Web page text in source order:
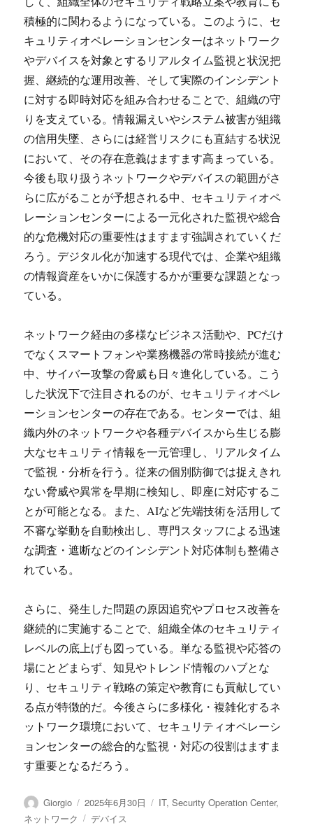
積極的に関わるようになっている。このように、セ
キュリティオペレーションセンターはネットワーク
やデバイスを対象とするリアルタイム監視と状況把
握、継続的な運用改善、そして実際のインシデント
に対する即時対応を組み合わせることで、組織の守
りを支えている。情報漏えいやシステム被害が組織
の信用失墜、さらには経営リスクにも直結する状況
において、その存在意義はますます高まっている。
今後も取り扱うネットワークやデバイスの範囲がさ
らに広がることが予想される中、セキュリティオペ
レーションセンターによる一元化された監視や総合
的な危機対応の重要性はますます強調されていくだ
ろう。デジタル化が加速する現代では、企業や組織
の情報資産をいかに保護するかが重要な課題となっ
ている。
ネットワーク経由の多様なビジネス活動や、PCだけ
でなくスマートフォンや業務機器の常時接続が進む
中、サイバー攻撃の脅威も日々進化している。こう
した状況下で注目されるのが、セキュリティオペレ
ーションセンターの存在である。センターでは、組
織内外のネットワークや各種デバイスから生じる膨
大なセキュリティ情報を一元管理し、リアルタイム
で監視・分析を行う。従来の個別防御では捉えきれ
ない脅威や異常を早期に検知し、即座に対応するこ
とが可能となる。また、AIなど先端技術を活用して
不審な挙動を自動検出し、専門スタッフによる迅速
な調査・遮断などのインシデント対応体制も整備さ
れている。
さらに、発生した問題の原因追究やプロセス改善を
継続的に実施することで、組織全体のセキュリティ
レベルの底上げも図っている。単なる監視や応答の
場にとどまらず、知見やトレンド情報のハブとな
り、セキュリティ戦略の策定や教育にも貢献してい
る点が特徴的だ。今後さらに多様化・複雑化するネ
ットワーク環境において、セキュリティオペレーシ
ョンセンターの総合的な監視・対応の役割はますま
す重要となるだろう。
投
稿
Giorgio
投
稿
2025年6月30日
カ
IT,Security Operation Center,
ネットワーク
タ
デバイス